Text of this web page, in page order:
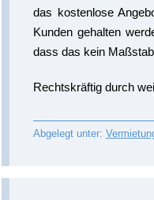
das kostenlose
Kunden gehalten
dass das kein
Rechtskräftig durch
Abgelegt unter: